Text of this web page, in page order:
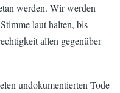
werden. Wir werden
laut halten, bis
allen gegenüber
undokumentierten Tode